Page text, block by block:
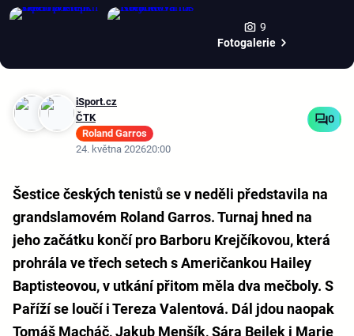
9
Fotogalerie
iSport.cz
ČTK
Roland Garros
24. května 202620:00
0
Šestice českých tenistů se v neděli představila na
grandslamovém Roland Garros. Turnaj hned na
jeho začátku končí pro Barboru Krejčíkovou, která
prohrála ve třech setech s Američankou Hailey
Baptisteovou, v utkání přitom měla dva mečboly. S
Paříží se loučí i Tereza Valentová. Dál jdou naopak
Tomáš Macháč, Jakub Menšík, Sára Bejlek i Marie